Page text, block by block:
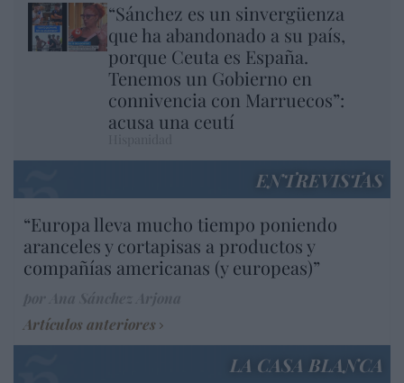
“Sánchez es un sinvergüenza
que ha abandonado a su país,
porque Ceuta es España.
Tenemos un Gobierno en
connivencia con Marruecos”:
acusa una ceutí
ENTREVISTAS
“Europa lleva mucho tiempo poniendo
aranceles y cortapisas a productos y
compañías americanas (y europeas)”
Artículos anteriores
LA CASA BLANCA